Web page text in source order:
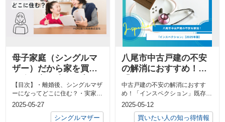
母子家庭（シングルマ
ザー）だから家を買う
【2025年5月更新版】
【目次】・離婚後、シングルマザ
ーになってどこに住む？・実家暮
らしを卒業、家探しは「賃貸」そ
2025-05-27
シングルマザー
八尾市中古戸建の不安
の解消におすすめ！
【2025年版】
中古戸建の不安の解消におすす
め！「インスペクション」既存
（中古戸建）住宅を安心して売買
するために、「...
2025-05-12
買いたい人の知っ得情報